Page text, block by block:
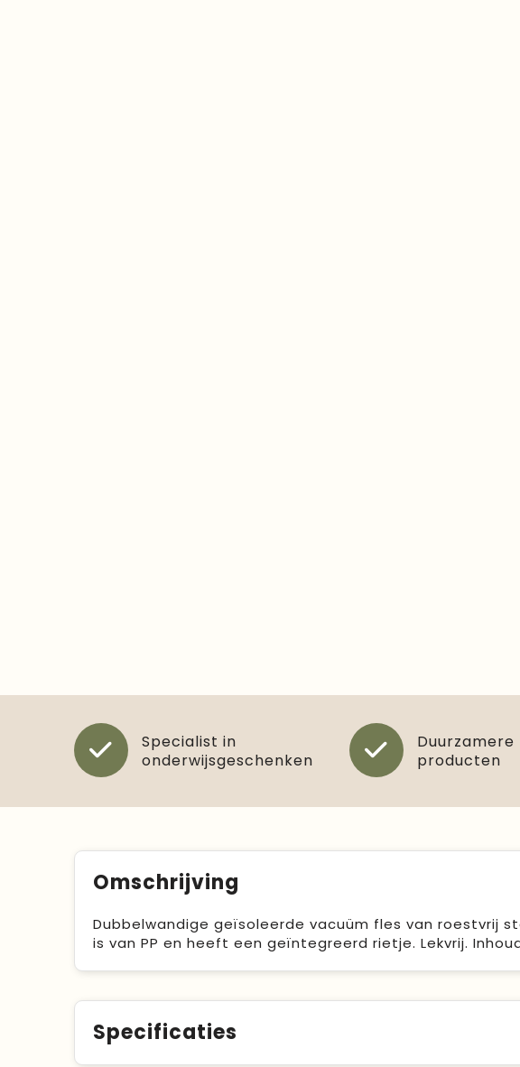
Specialist in
onderwijsgeschenken
Duurzamere
producten
Omschrijving
Dubbelwandige geïsoleerde vacuüm fles van roestvrij
is van PP en heeft een geïntegreerd rietje. Lekvrij.
Specificaties